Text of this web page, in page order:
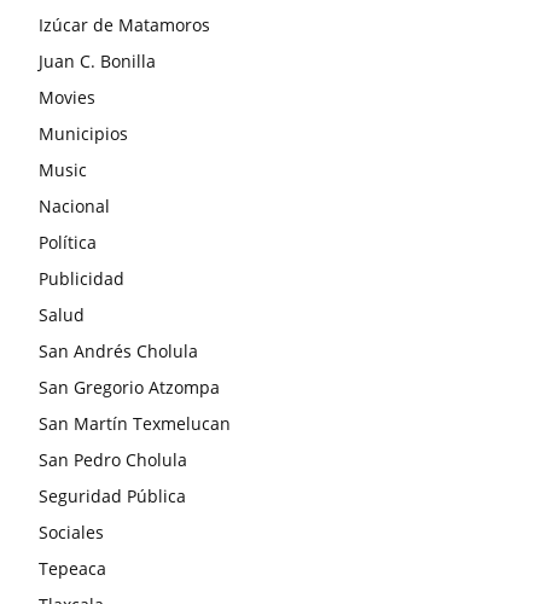
Izúcar de Matamoros
Juan C. Bonilla
Movies
Municipios
Music
Nacional
Política
Publicidad
Salud
San Andrés Cholula
San Gregorio Atzompa
San Martín Texmelucan
San Pedro Cholula
Seguridad Pública
Sociales
Tepeaca